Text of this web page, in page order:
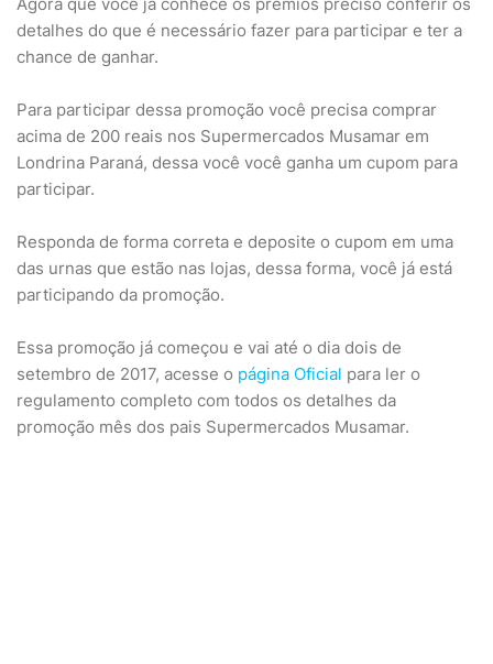
detalhes do que é necessário fazer para participar e ter a
chance de ganhar.
Para participar dessa promoção você precisa comprar
acima de 200 reais nos Supermercados Musamar em
Londrina Paraná, dessa você você ganha um cupom para
participar.
Responda de forma correta e deposite o cupom em uma
das urnas que estão nas lojas, dessa forma, você já está
participando da promoção.
Essa promoção já começou e vai até o dia dois de
setembro de 2017, acesse o página Oficial para ler o
regulamento completo com todos os detalhes da
promoção mês dos pais Supermercados Musamar.